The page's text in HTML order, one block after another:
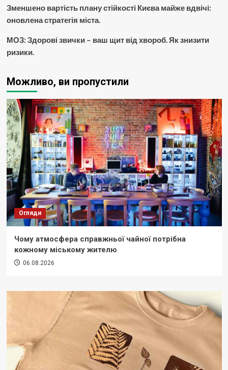
Зменшено вартість плану стійкості Києва майже вдвічі:
оновлена стратегія міста.
МОЗ: Здорові звички – ваш щит від хвороб. Як знизити
ризики.
Можливо, ви пропустили
Огляди
Чому атмосфера справжньої чайної потрібна
кожному міському жителю
06.08.2026